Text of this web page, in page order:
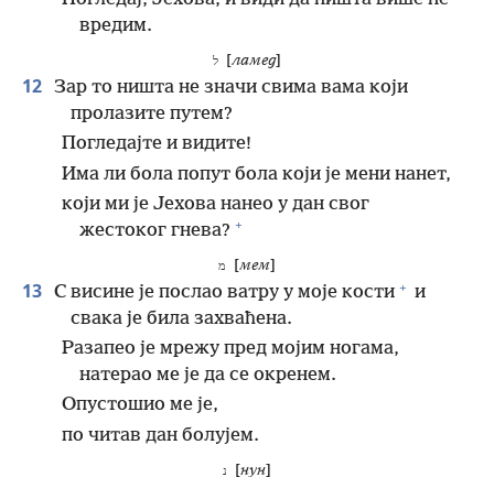
вредим.
ל ламед]
12 Зар то ништа не значи свима вама који
пролазите путем?
Погледајте и видите!
Има ли бола попут бола који је мени нанет,
који ми је Јехова нанео у дан свог
жестоког гнева? +
מ мем
13 С висине је послао ватру у моје кости + и
свака је била захваћена.
Разапео је мрежу пред мојим ногама,
натерао ме је да се окренем.
Опустошио ме је,
по читав дан болујем.
נ [нун]